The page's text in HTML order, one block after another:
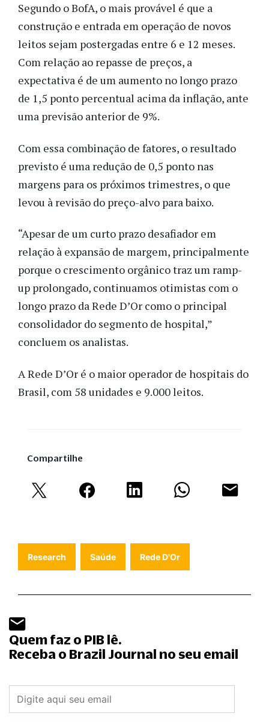
Segundo o BofA, o mais provável é que a
construção e entrada em operação de novos
leitos sejam postergadas entre 6 e 12 meses.
Com relação ao repasse de preços, a
expectativa é de um aumento no longo prazo
de 1,5 ponto percentual acima da inflação, ante
uma previsão anterior de 9%.
Com essa combinação de fatores, o resultado
previsto é uma redução de 0,5 ponto nas
margens para os próximos trimestres, o que
levou à revisão do preço-alvo para baixo.
“Apesar de um curto prazo desafiador em
relação à expansão de margem, principalmente
porque o crescimento orgânico traz um ramp-
up prolongado, continuamos otimistas com o
longo prazo da Rede D’Or como o principal
consolidador do segmento de hospital,”
concluem os analistas.
A Rede D’Or é o maior operador de hospitais do
Brasil, com 58 unidades e 9.000 leitos.
Compartilhe
Research Saúde Rede D'Or
Quem faz o PIB lê.
Receba o Brazil Journal no seu email